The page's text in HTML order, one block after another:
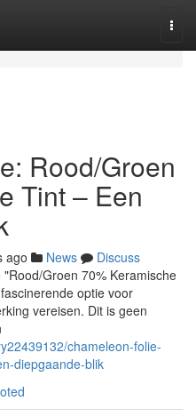
Rood/Groen
Tint – Een
ago News
Discuss
Groen 70% Keramische
optie voor
vereisen. Dit is geen
chameleon-folie-
diepgaande-blik